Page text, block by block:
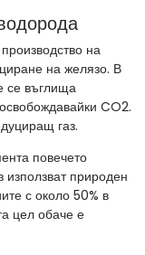
на
на желязо. В
се въглища
CO2.
газ.
повечето
използват природен
с около 50% в
цел обаче е